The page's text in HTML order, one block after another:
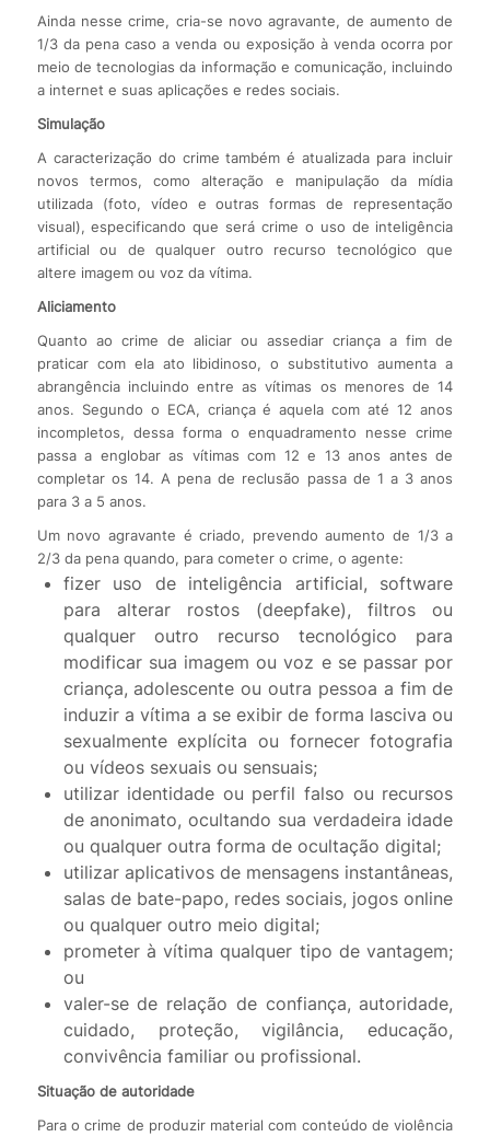
Ainda nesse crime, cria-se novo agravante, de aumento de
1/3 da pena caso a venda ou exposição à venda ocorra por
meio de tecnologias da informação e comunicação, incluindo
a internet e suas aplicações e redes sociais.
Simulação
A caracterização do crime também é atualizada para incluir
novos termos, como alteração e manipulação da mídia
utilizada (foto, vídeo e outras formas de representação
visual), especificando que será crime o uso de inteligência
artificial ou de qualquer outro recurso tecnológico que
altere imagem ou voz da vítima.
Aliciamento
Quanto ao crime de aliciar ou assediar criança a fim de
praticar com ela ato libidinoso, o substitutivo aumenta a
abrangência incluindo entre as vítimas os menores de 14
anos. Segundo o ECA, criança é aquela com até 12 anos
incompletos, dessa forma o enquadramento nesse crime
passa a englobar as vítimas com 12 e 13 anos antes de
completar os 14. A pena de reclusão passa de 1 a 3 anos
para 3 a 5 anos.
Um novo agravante é criado, prevendo aumento de 1/3 a
2/3 da pena quando, para cometer o crime, o agente:
fizer uso de inteligência artificial, software
para alterar rostos (deepfake), filtros ou
qualquer outro recurso tecnológico para
modificar sua imagem ou voz e se passar por
criança, adolescente ou outra pessoa a fim de
induzir a vítima a se exibir de forma lasciva ou
sexualmente explícita ou fornecer fotografia
ou vídeos sexuais ou sensuais;
utilizar identidade ou perfil falso ou recursos
de anonimato, ocultando sua verdadeira idade
ou qualquer outra forma de ocultação digital;
utilizar aplicativos de mensagens instantâneas,
salas de bate-papo, redes sociais, jogos online
ou qualquer outro meio digital;
prometer à vítima qualquer tipo de vantagem;
ou
valer-se de relação de confiança, autoridade,
cuidado, proteção, vigilância, educação,
convivência familiar ou profissional.
Situação de autoridade
Para o crime de produzir material com conteúdo de violência